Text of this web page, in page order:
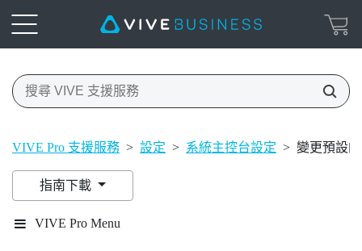
VIVE Pro 支援服務 > 設定 > 系統主控台設定 > 變更預設
指南下載
VIVE Pro Menu